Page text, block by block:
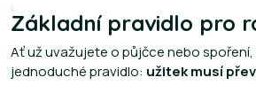
Základní pravidlo pro
Ať už uvažujete o půjčce nebo
jednoduché pravidlo: užitek musí